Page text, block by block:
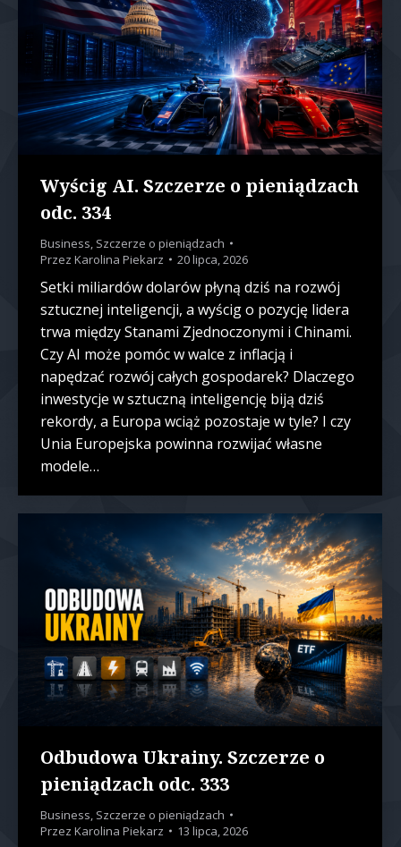
Wyścig AI. Szczerze o pieniądzach
odc. 334
Business, Szczerze o pieniądzach
Przez Karolina Piekarz 20 lipca, 2026
Setki miliardów dolarów płyną dziś na rozwój
sztucznej inteligencji, a wyścig o pozycję lidera
trwa między Stanami Zjednoczonymi i Chinami.
Czy AI może pomóc w walce z inflacją i
napędzać rozwój całych gospodarek? Dlaczego
inwestycje w sztuczną inteligencję biją dziś
rekordy, a Europa wciąż pozostaje w tyle? I czy
Unia Europejska powinna rozwijać własne
modele…
Odbudowa Ukrainy. Szczerze o
pieniądzach odc. 333
Business, Szczerze o pieniądzach
Przez Karolina Piekarz 13 lipca, 2026